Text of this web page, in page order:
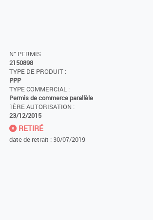
N° PERMIS
2150898
TYPE DE PRODUIT :
PPP
TYPE COMMERCIAL :
Permis de commerce parallèle
1ÈRE AUTORISATION :
23/12/2015
RETIRÉ
date de retrait : 30/07/2019